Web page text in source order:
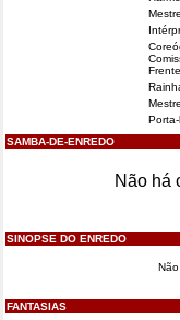
SAMBA-DE-ENREDO
Não há
SINOPSE DO ENREDO
FANTASIAS